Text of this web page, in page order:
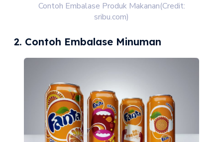
Contoh Embalase Produk Makanan(Credit:
sribu.com)
2. Contoh Embalase Minuman